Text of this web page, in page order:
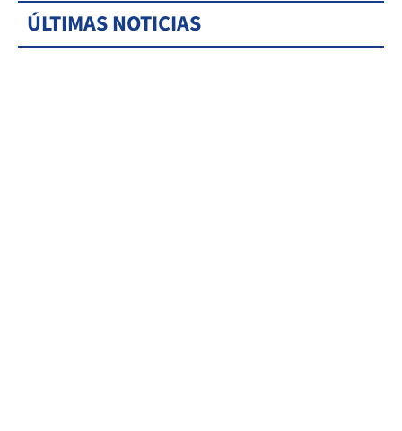
ÚLTIMAS NOTICIAS